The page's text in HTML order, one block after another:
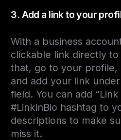
3. Add a link to your
With a business
clickable link directly
that, go to your profile,
and add your link
field. You can add
#LinkInBio hashtag to
descriptions to make
miss it.